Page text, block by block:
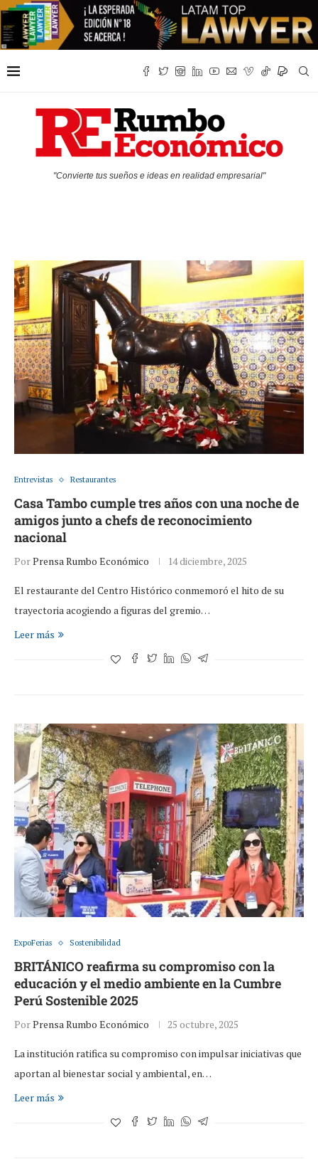
"Convierte tus sueños e ideas en realidad empresarial"
Entrevistas Restaurantes
Casa Tambo cumple tres años con una noche de
amigos junto a chefs de reconocimiento
nacional
PorPrensa Rumbo Económico 14 diciembre, 2025
El restaurante del Centro Histórico conmemoró el hito de su
trayectoria acogiendo a figuras del gremio…
Leer más
ExpoFerias Sostenibilidad
BRITÁNICO reafirma su compromiso con la
educación y el medio ambiente en la Cumbre
Perú Sostenible 2025
PorPrensa Rumbo Económico 25 octubre, 2025
La institución ratifica su compromiso con impulsar iniciativas que
aportan al bienestar social y ambiental, en…
Leer más